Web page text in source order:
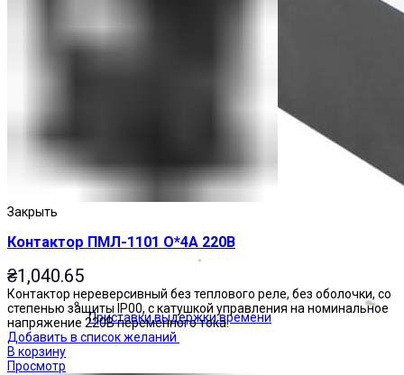
Приставки выдержки времени
Закрыть
Контактор ПМЛ-1101 О*4А 220В
₴1,040.65
Контактор нереверсивный без теплового реле, без оболочки, со
степенью защиты IP00, с катушкой управления на номинальное
напряжение 220В переменного тока.
Добавить в список желаний
В корзину
Просмотр